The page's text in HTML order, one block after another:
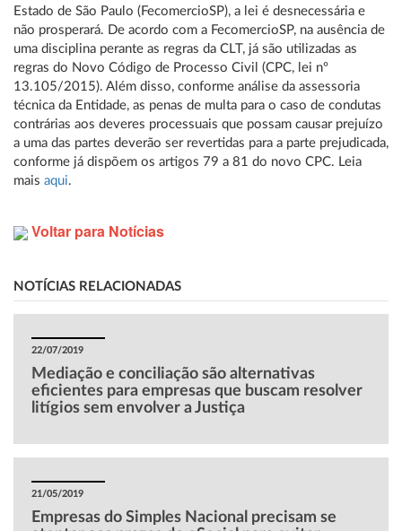
Estado de São Paulo (FecomercioSP), a lei é desnecessária e
não prosperará. De acordo com a FecomercioSP, na ausência de
uma disciplina perante as regras da CLT, já são utilizadas as
regras do Novo Código de Processo Civil (CPC, lei nº
13.105/2015). Além disso, conforme análise da assessoria
técnica da Entidade, as penas de multa para o caso de condutas
contrárias aos deveres processuais que possam causar prejuízo
a uma das partes deverão ser revertidas para a parte prejudicada,
conforme já dispõem os artigos 79 a 81 do novo CPC. Leia
mais aqui.
Voltar para Notícias
NOTÍCIAS RELACIONADAS
22/07/2019
Mediação e conciliação são alternativas
eficientes para empresas que buscam resolver
litígios sem envolver a Justiça
21/05/2019
Empresas do Simples Nacional precisam se